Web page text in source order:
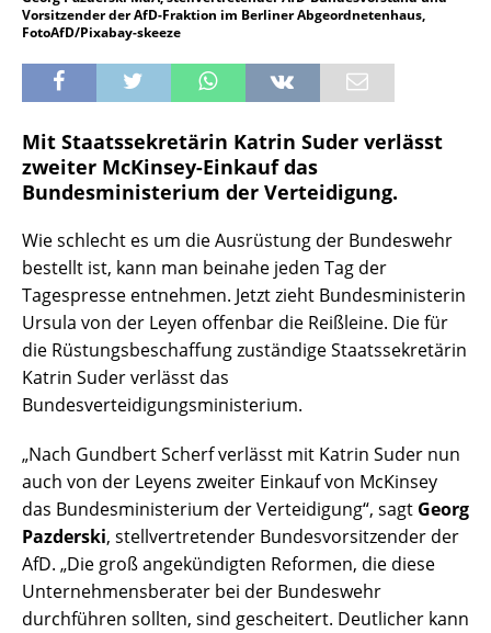
Vorsitzender der AfD-Fraktion im Berliner Abgeordnetenhaus,
FotoAfD/Pixabay-skeeze
Mit Staatssekretärin Katrin Suder verlässt
zweiter McKinsey-Einkauf das
Bundesministerium der Verteidigung.
Wie schlecht es um die Ausrüstung der Bundeswehr
bestellt ist, kann man beinahe jeden Tag der
Tagespresse entnehmen. Jetzt zieht Bundesministerin
Ursula von der Leyen offenbar die Reißleine. Die für
die Rüstungsbeschaffung zuständige Staatssekretärin
Katrin Suder verlässt das
Bundesverteidigungsministerium.
„Nach Gundbert Scherf verlässt mit Katrin Suder nun
auch von der Leyens zweiter Einkauf von McKinsey
das Bundesministerium der Verteidigung“, sagt Georg
Pazderski, stellvertretender Bundesvorsitzender der
AfD. „Die groß angekündigten Reformen, die diese
Unternehmensberater bei der Bundeswehr
durchführen sollten, sind gescheitert. Deutlicher kann